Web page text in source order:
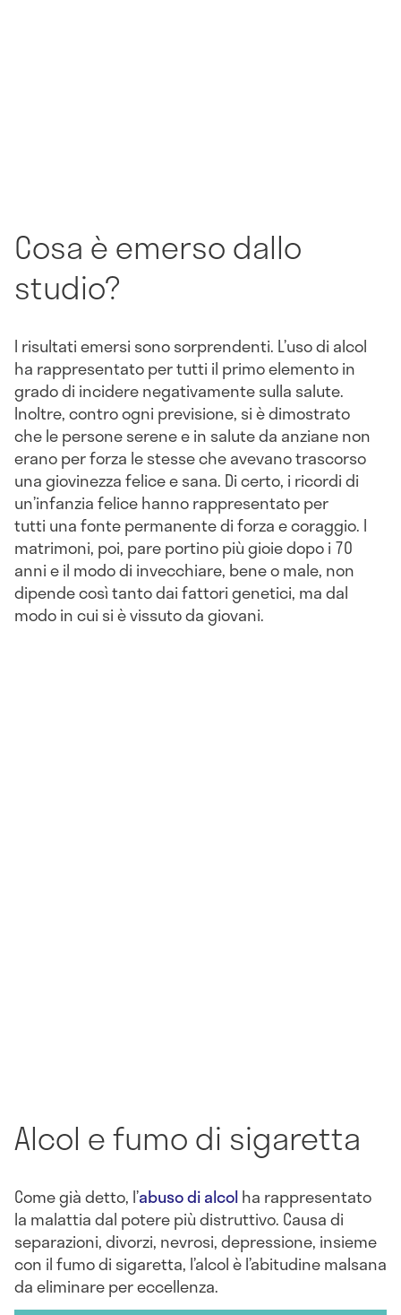
Cosa è emerso dallo
studio?
I risultati emersi sono sorprendenti. L’uso di alcol
ha rappresentato per tutti il primo elemento in
grado di incidere negativamente sulla salute.
Inoltre, contro ogni previsione, si è dimostrato
che le persone serene e in salute da anziane non
erano per forza le stesse che avevano trascorso
una giovinezza felice e sana. Di certo, i ricordi di
un’infanzia felice hanno rappresentato per
tutti una fonte permanente di forza e coraggio. I
matrimoni, poi, pare portino più gioie dopo i 70
anni e il modo di invecchiare, bene o male, non
dipende così tanto dai fattori genetici, ma dal
modo in cui si è vissuto da giovani.
Alcol e fumo di sigaretta
Come già detto, l’abuso di alcolha rappresentato
la malattia dal potere più distruttivo. Causa di
separazioni, divorzi, nevrosi, depressione, insieme
con il fumo di sigaretta, l’alcol è l’abitudine malsana
da eliminare per eccellenza.